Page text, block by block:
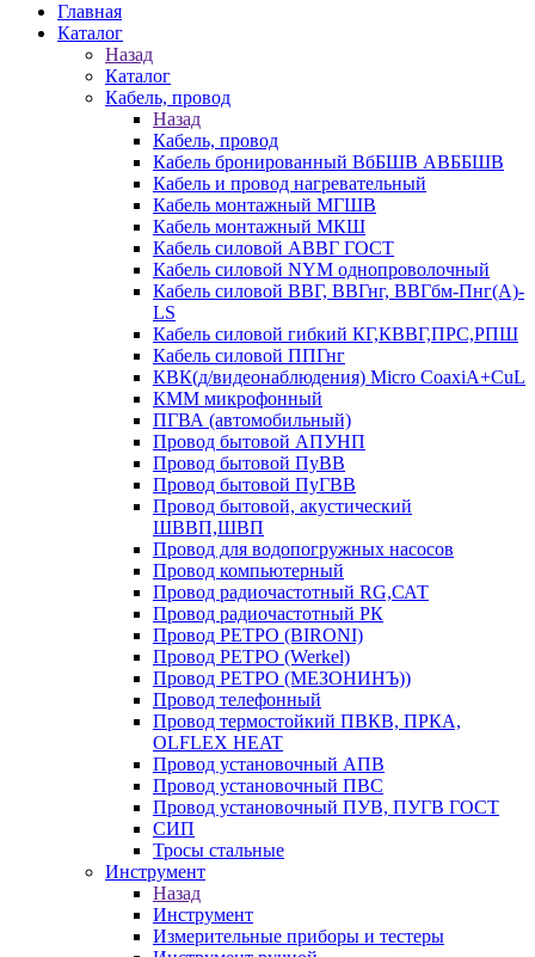
Главная
Каталог
Назад
Каталог
Кабель, провод
Назад
Кабель, провод
Кабель бронированный ВбБШВ АВББШВ
Кабель и провод нагревательный
Кабель монтажный МГШВ
Кабель монтажный МКШ
Кабель силовой АВВГ ГОСТ
Кабель силовой NYM однопроволочный
Кабель силовой ВВГ, ВВГнг, ВВГбм-Пнг(А)-
LS
Кабель силовой гибкий КГ,КВВГ,ПРС,РПШ
Кабель силовой ППГнг
КВК(д/видеонаблюдения) Micro CoaxiA+CuL
КММ микрофонный
ПГВА (автомобильный)
Провод бытовой АПУНП
Провод бытовой ПуВВ
Провод бытовой ПуГВВ
Провод бытовой, акустический
ШВВП,ШВП
Провод для водопогружных насосов
Провод компьютерный
Провод радиочастотный RG,САТ
Провод радиочастотный РК
Провод РЕТРО (BIRONI)
Провод РЕТРО (Werkel)
Провод РЕТРО (МЕЗОНИНЪ))
Провод телефонный
Провод термостойкий ПВКВ, ПРКА,
OLFLEX HEAT
Провод установочный АПВ
Провод установочный ПВС
Провод установочный ПУВ, ПУГВ ГОСТ
СИП
Тросы стальные
Инструмент
Назад
Инструмент
Измерительные приборы и тестеры